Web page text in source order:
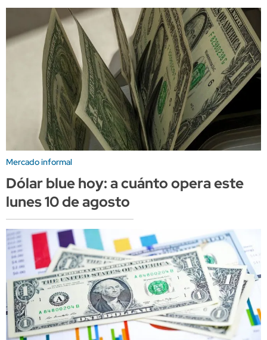
Mercado informal
Dólar blue hoy: a cuánto opera este
lunes 10 de agosto